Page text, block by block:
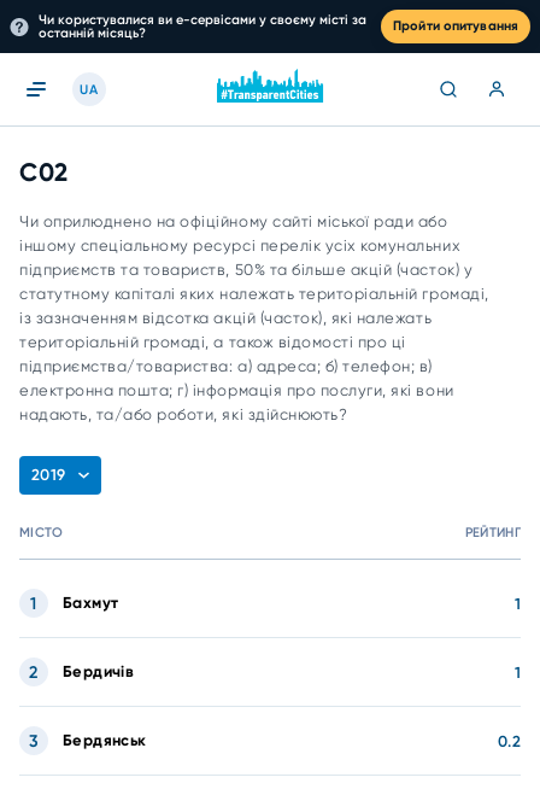
Чи користувалися ви е-сервісами у своєму місті за
останній місяць?
Пройти опитування
UA
C02
Чи оприлюднено на офіційному сайті міської ради або
іншому спеціальному ресурсі перелік усіх комунальних
підприємств та товариств, 50% та більше акцій (часток) у
статутному капіталі яких належать територіальній громаді,
із зазначенням відсотка акцій (часток), які належать
територіальній громаді, а також відомості про ці
підприємства/товариства: а) адреса; б) телефон; в)
електронна пошта; г) інформація про послуги, які вони
надають, та/або роботи, які здійснюють?
2019
МІСТО РЕЙТИНГ
Бахмут 1
1
Бердичів 1
2
Бердянськ 0.2
3